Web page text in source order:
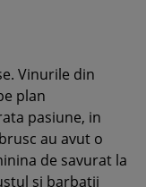
Vinurile din
plan
pasiune, in
au avut o
de savurat la
si barbatii